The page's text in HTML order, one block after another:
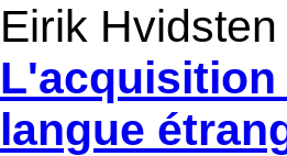
Eirik
L'acquisition
langue